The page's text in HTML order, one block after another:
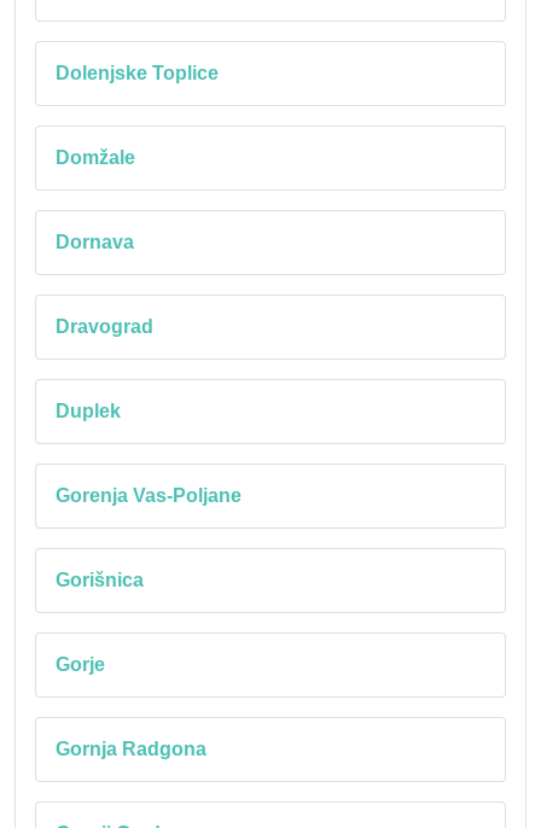
Dolenjske Toplice
Domžale
Dornava
Dravograd
Duplek
Gorenja Vas-Poljane
Gorišnica
Gorje
Gornja Radgona